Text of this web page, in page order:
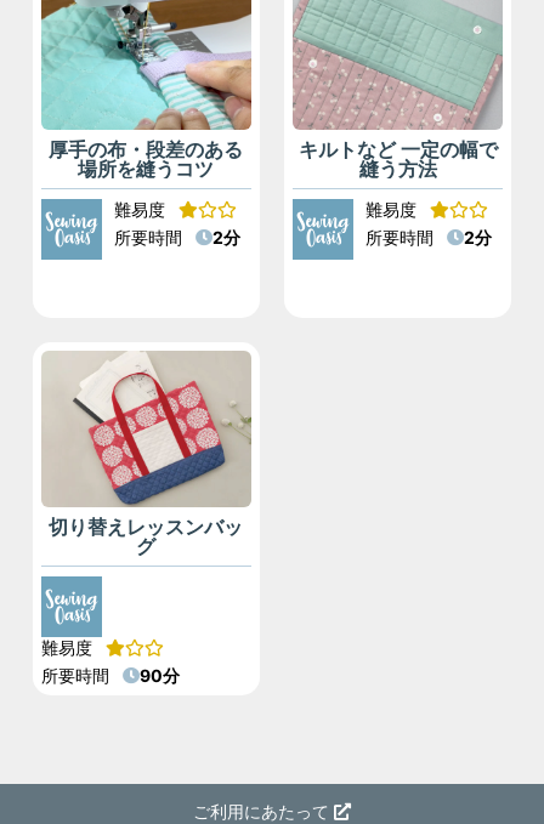
厚手の布・段差のある
場所を縫うコツ
難易度
所要時間
2分
キルトなど 一定の幅で
縫う方法
難易度
所要時間
2分
切り替えレッスンバッ
グ
難易度
所要時間
90分
ご利用にあたって